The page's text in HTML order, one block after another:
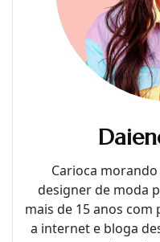
Carioca morando
designer de moda
mais de 15 anos
a internet e bloga